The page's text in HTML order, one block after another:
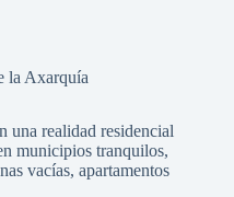
la Axarquía
una realidad residencial
municipios tranquilos,
vacías, apartamentos